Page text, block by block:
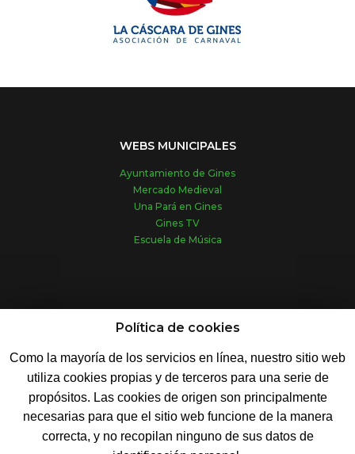
WEBS MUNICIPALES
Ayuntamiento de Gines
Mercado Medieval
Una Pará en Gines
Gines TV
Escuela de Música
© 2019 - Ayuntamiento de Gines
Política de cookies
Como la mayoría de los servicios en línea, nuestro sitio web
utiliza cookies propias y de terceros para una serie de
propósitos. Las cookies de origen son principalmente
necesarias para que el sitio web funcione de la manera
correcta, y no recopilan ninguno de sus datos de